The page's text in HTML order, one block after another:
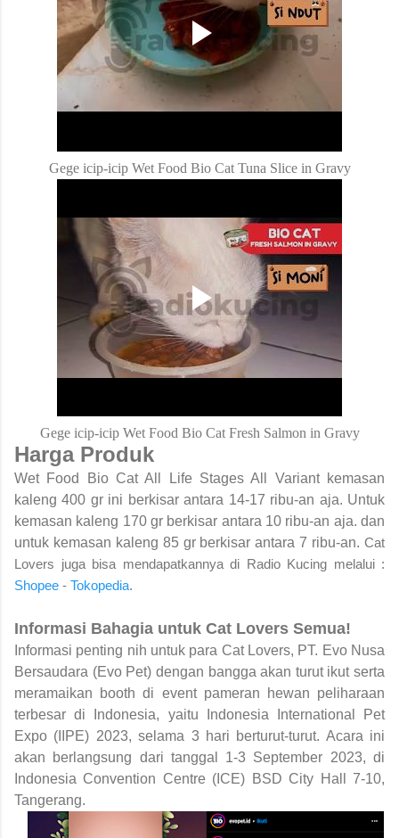
Gege icip-icip Wet Food Bio Cat Tuna Slice in Gravy
Gege icip-icip Wet Food Bio Cat Fresh Salmon in Gravy
Harga Produk
Wet Food Bio Cat All Life Stages All Variantkemasan
kaleng 400 gr ini berkisar antara 14-17 ribu-an aja. Untuk
kemasan kaleng 170 gr berkisar antara 10 ribu-an aja. dan
untuk kemasan kaleng 85 gr berkisar antara 7 ribu-an. Cat
Lovers juga bisa mendapatkannya di Radio Kucing melalui :
Shopee - Tokopedia.
Informasi Bahagia untuk Cat Lovers Semua!
Informasi penting nih untuk para Cat Lovers, PT. Evo Nusa
Bersaudara (Evo Pet) dengan bangga akan turut ikut serta
meramaikan booth di event pameran hewan peliharaan
terbesar di Indonesia, yaitu Indonesia International Pet
Expo (IIPE) 2023, selama 3 hari berturut-turut. Acara ini
akan berlangsung dari tanggal 1-3 September 2023, di
Indonesia Convention Centre (ICE) BSD City Hall 7-10,
Tangerang.